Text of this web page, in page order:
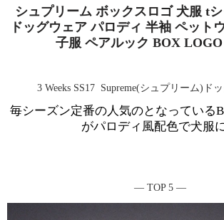
シュプリーム ボックスロゴ 犬服 t
ドッグウェア パロディ 半袖 ペット
子服 ペアルック BOX
3 Weeks SS17 Supreme(シュプリーム)ド
毎シーズン定番の人気のとなっている
がパロディ風配色で犬服に
― TOP 5 ―